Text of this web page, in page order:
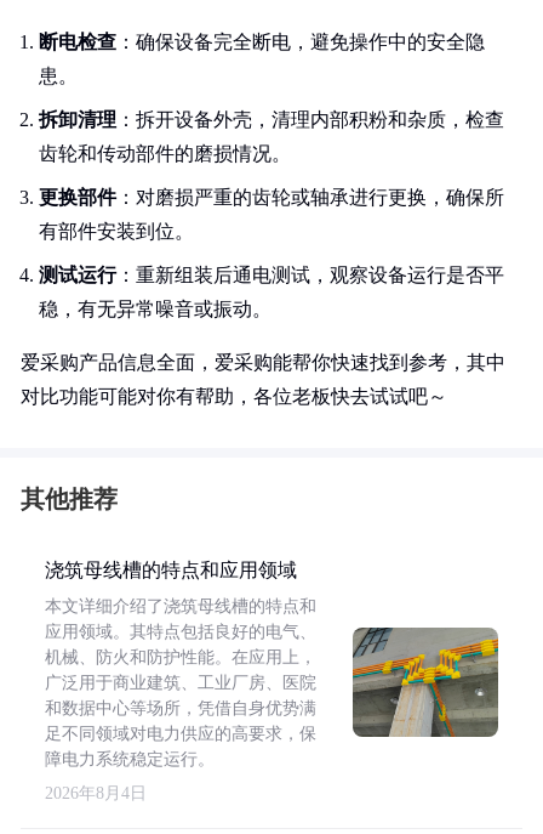
断电检查 ：确保设备完全断电，避免操作中的安全隐
患。
拆卸清理 ：拆开设备外壳，清理内部积粉和杂质，检查
齿轮和传动部件的磨损情况。
更换部件：对磨损严重的齿轮或轴承进行更换，确保所
有部件安装到位。
测试运行：重新组装后通电测试，观察设备运行是否平
稳，有无异常噪音或振动。
爱采购产品信息全面，爱采购能帮你快速找到参考，其中
对比功能可能对你有帮助，各位老板快去试试吧～
其他推荐
浇筑母线槽的特点和应用领域
本文详细介绍了浇筑母线槽的特点和
应用领域。其特点包括良好的电气、
机械、防火和防护性能。在应用上，
广泛用于商业建筑、工业厂房、医院
和数据中心等场所，凭借自身优势满
足不同领域对电力供应的高要求，保
障电力系统稳定运行。
2026年8月4日